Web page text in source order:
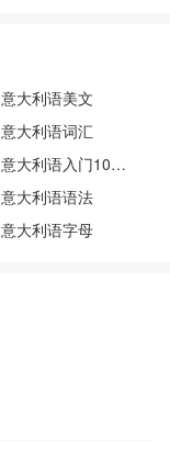
意大利语美文
意大利语词汇
意大利语入门100句
意大利语语法
意大利语字母